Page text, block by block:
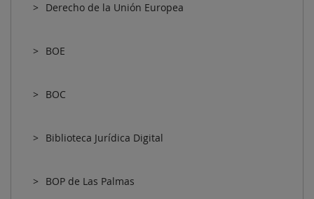
Derecho de la Unión Europea
BOE
BOC
Biblioteca Jurídica Digital
BOP de Las Palmas